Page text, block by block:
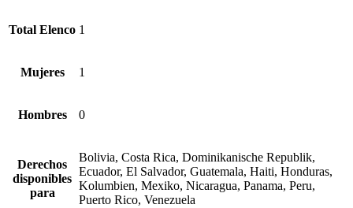
Total Elenco 1
Mujeres 1
Hombres 0
Derechos
disponibles
para
Bolivia, Costa Rica, Dominikanische Republik,
Ecuador, El Salvador, Guatemala, Haiti, Honduras,
Kolumbien, Mexiko, Nicaragua, Panama, Peru,
Puerto Rico, Venezuela